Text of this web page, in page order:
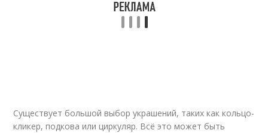
Существует большой выбор украшений, таких как кольцо-
кликер, подкова или циркуляр. Всё это может быть